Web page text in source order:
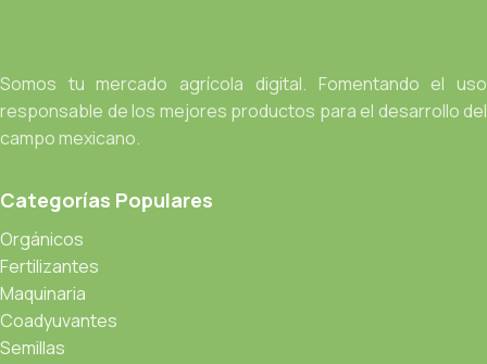
Somos tu mercado agrícola digital. Fomentando el uso
responsable de los mejores productos para el desarrollo del
campo mexicano.
Categorías Populares
Orgánicos
Fertilizantes
Maquinaria
Coadyuvantes
Semillas